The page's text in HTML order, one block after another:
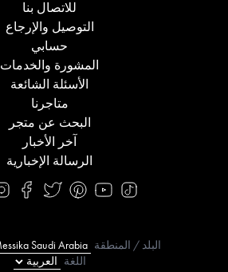
للاتصال بنا
التوصيل والإرجاع
حسابي
المشورة والخدمات
الأسئلة الشائعة
متاجرنا
البحث عن متجر
آخر الأخبار
الرسالة الإخبارية
البلد / المنطقة
اللغة